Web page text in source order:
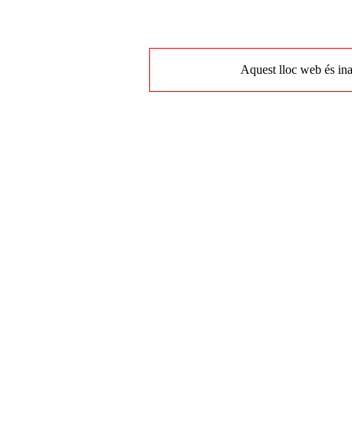
Aquest lloc web és